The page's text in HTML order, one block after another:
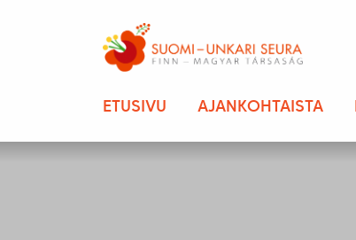
ETUSIVU AJANKOHTAISTA